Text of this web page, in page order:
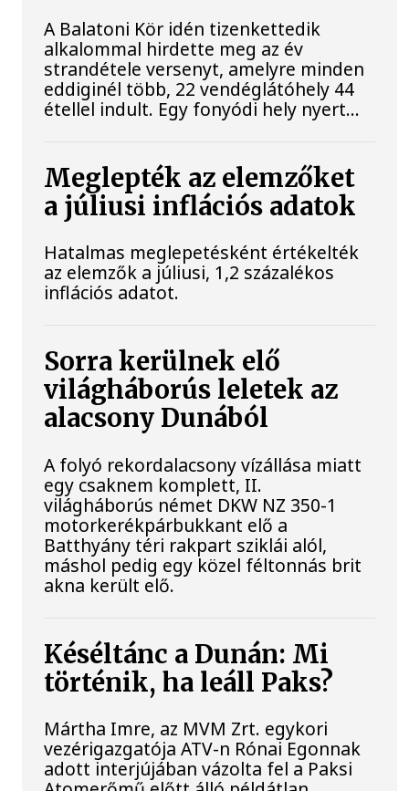
A Balatoni Kör idén tizenkettedik
alkalommal hirdette meg az év
strandétele versenyt, amelyre minden
eddiginél több, 22 vendéglátóhely 44
étellel indult. Egy fonyódi hely nyert...
Meglepték az elemzőket
a júliusi inflációs adatok
Hatalmas meglepetésként értékelték
az elemzők a júliusi, 1,2 százalékos
inflációs adatot.
Sorra kerülnek elő
világháborús leletek az
alacsony Dunából
A folyó rekordalacsony vízállása miatt
egy csaknem komplett, II.
világháborús német DKW NZ 350-1
motorkerékpárbukkant elő a
Batthyány téri rakpart sziklái alól,
máshol pedig egy közel féltonnás brit
akna került elő.
Késéltánc a Dunán: Mi
történik, ha leáll Paks?
Mártha Imre, az MVM Zrt. egykori
vezérigazgatója ATV-n Rónai Egonnak
adott interjújában vázolta fel a Paksi